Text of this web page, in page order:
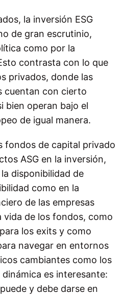
la inversión ESG
de gran escrutinio,
como por la
contrasta con lo que
privados, donde las
cuentan con cierto
bien operan bajo el
de igual manera.
fondos de capital privado
ASG en la inversión,
disponibilidad de
como en la
de las empresas
de los fondos, como
los exits y como
navegar en entornos
cambiantes como los
es interesante:
y debe darse en